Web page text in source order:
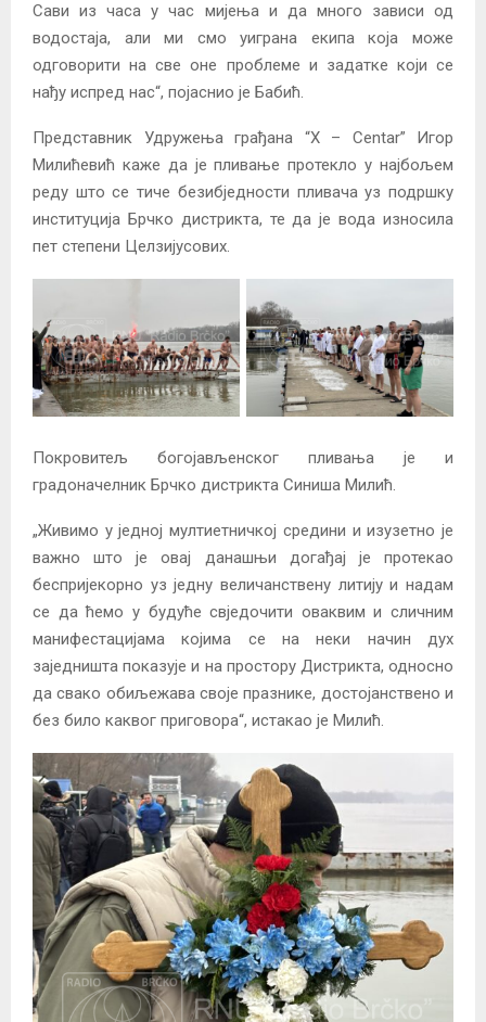
Сави из часа у час мијења и да много зависи од
водостаја, али ми смо уиграна екипа која може
одговорити на све оне проблеме и задатке који се
нађу испред нас“, појаснио је Бабић.
Представник Удружења грађана “X – Centar” Игор
Милићевић каже да је пливање протекло у најбољем
реду што се тиче безибједности пливача уз подршку
институција Брчко дистрикта, те да је вода износила
пет степени Целзијусових.
Покровитељ богојављенског пливања је и
градоначелник Брчко дистрикта Синиша Милић.
„Живимо у једној мултиетничкој средини и изузетно је
важно што је овај данашњи догађај је протекао
беспријекорно уз једну величанствену литију и надам
се да ћемо у будуће свједочити оваквим и сличним
манифестацијама којима се на неки начин дух
заједништа показује и на простору Дистрикта, односно
да свако обиљежава своје празнике, достојанствено и
без било каквог приговора“, истакао је Милић.